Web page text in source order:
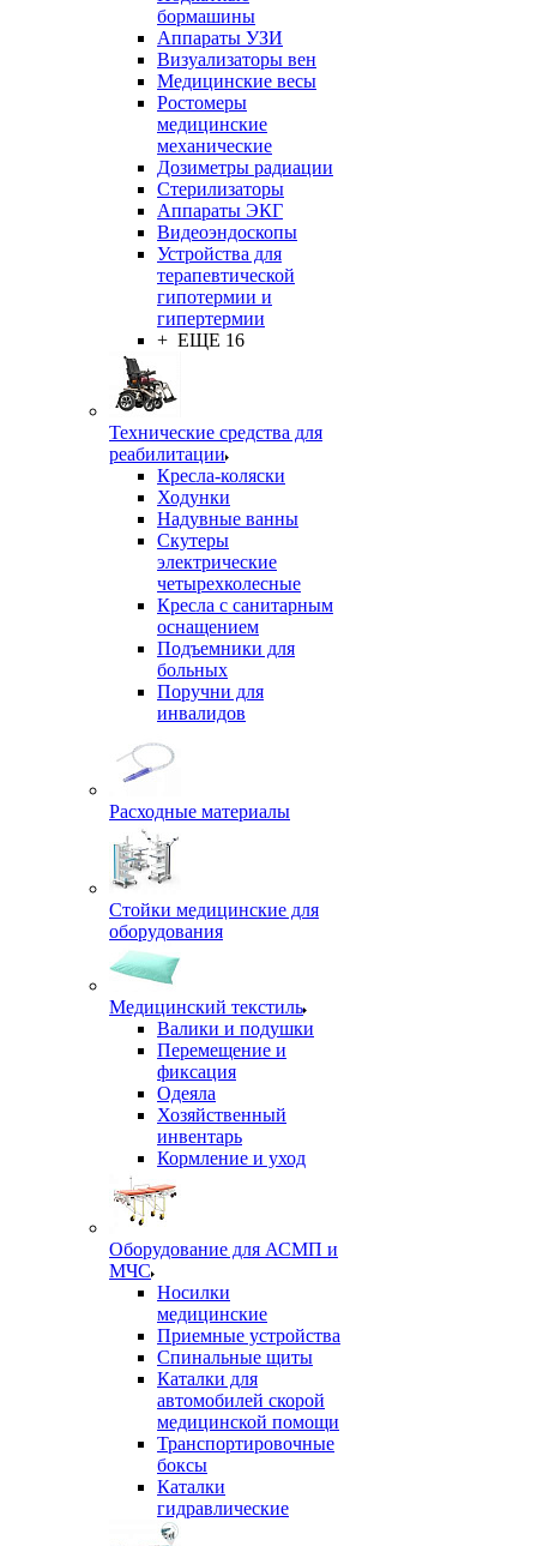
бормашины
Аппараты УЗИ
Визуализаторы вен
Медицинские весы
Ростомеры
медицинские
механические
Дозиметры радиации
Стерилизаторы
Аппараты ЭКГ
Видеоэндоскопы
Устройства для
терапевтической
гипотермии и
гипертермии
+ ЕЩЕ 16
Технические средства для
реабилитации
Кресла-коляски
Ходунки
Надувные ванны
Скутеры
электрические
четырехколесные
Кресла с санитарным
оснащением
Подъемники для
больных
Поручни для
инвалидов
Расходные материалы
Стойки медицинские для
оборудования
Медицинский текстиль
Валики и подушки
Перемещение и
фиксация
Одеяла
Хозяйственный
инвентарь
Кормление и уход
Оборудование для АСМП и
МЧС
Носилки
медицинские
Приемные устройства
Спинальные щиты
Каталки для
автомобилей скорой
медицинской помощи
Транспортировочные
боксы
Каталки
гидравлические